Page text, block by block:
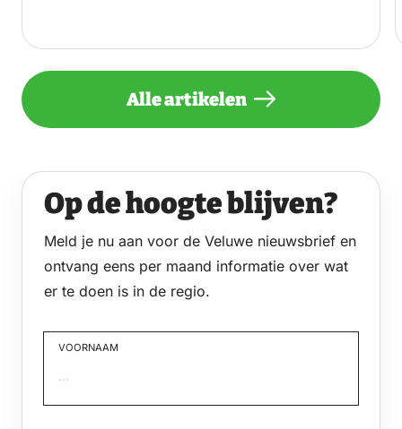
Alle artikelen
Op de hoogte blijven?
Meld je nu aan voor de Veluwe nieuwsbrief en
ontvang eens per maand informatie over wat
er te doen is in de regio.
VOORNAAM